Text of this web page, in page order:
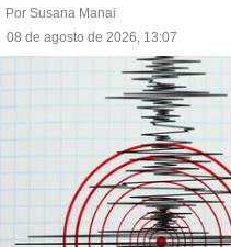
Por Susana Manai
08 de agosto de 2026, 13:07